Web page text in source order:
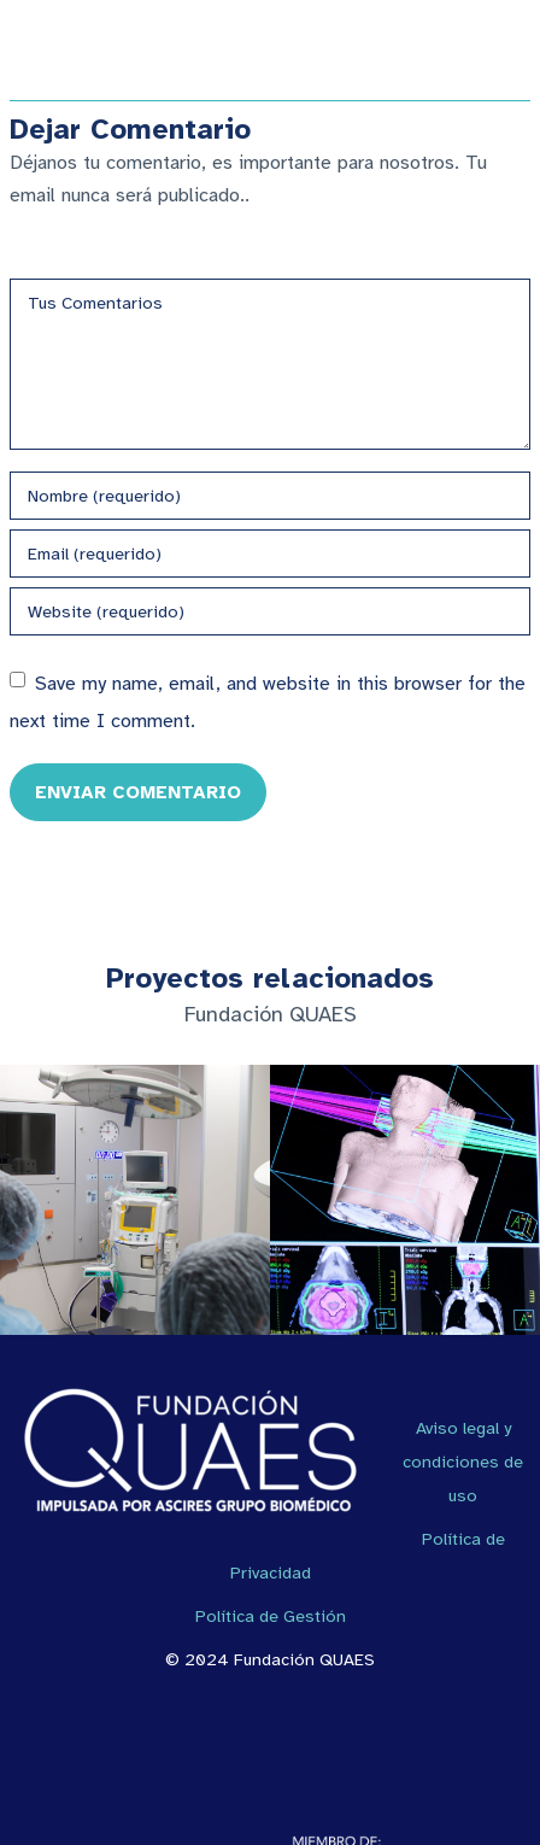
Dejar Comentario
Déjanos tu comentario, es importante para nosotros. Tu
email nunca será publicado..
Save my name, email, and website in this browser for the
next time I comment.
ENVIAR COMENTARIO
Proyectos relacionados
Fundación QUAES
Aviso legal y
condiciones de
uso
Política de
Privacidad
Política de Gestión
© 2024 Fundación QUAES